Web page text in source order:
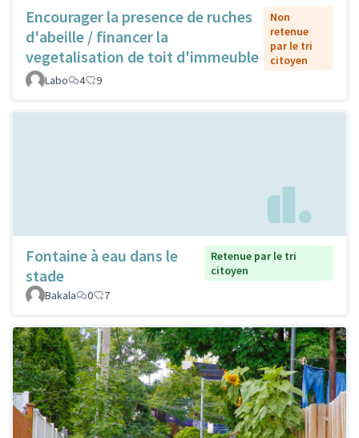
Encourager la presence de ruches
d'abeille / financer la
vegetalisation de toit d'immeuble
Non
retenue
par le tri
citoyen
Labo
4 9
Fontaine à eau dans le
stade
Retenue par le tri
citoyen
Bakala
0 7